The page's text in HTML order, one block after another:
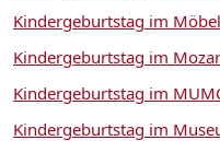
Kindergeburtstag im
Kindergeburtstag im
Kindergeburtstag im
Kindergeburtstag im